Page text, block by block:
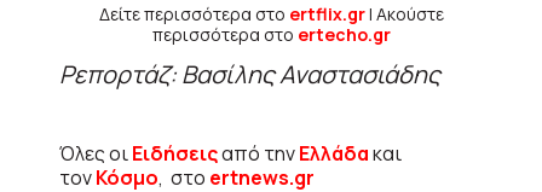
Δείτε περισσότερα στο ertflix.gr| Ακούστε
περισσότερα στο ertecho.gr
Ρεπορτάζ: Βασίλης Αναστασιάδης
Όλες οιΕιδήσειςαπό τηνΕλλάδακαι
τονΚόσμο, στο ertnews.gr